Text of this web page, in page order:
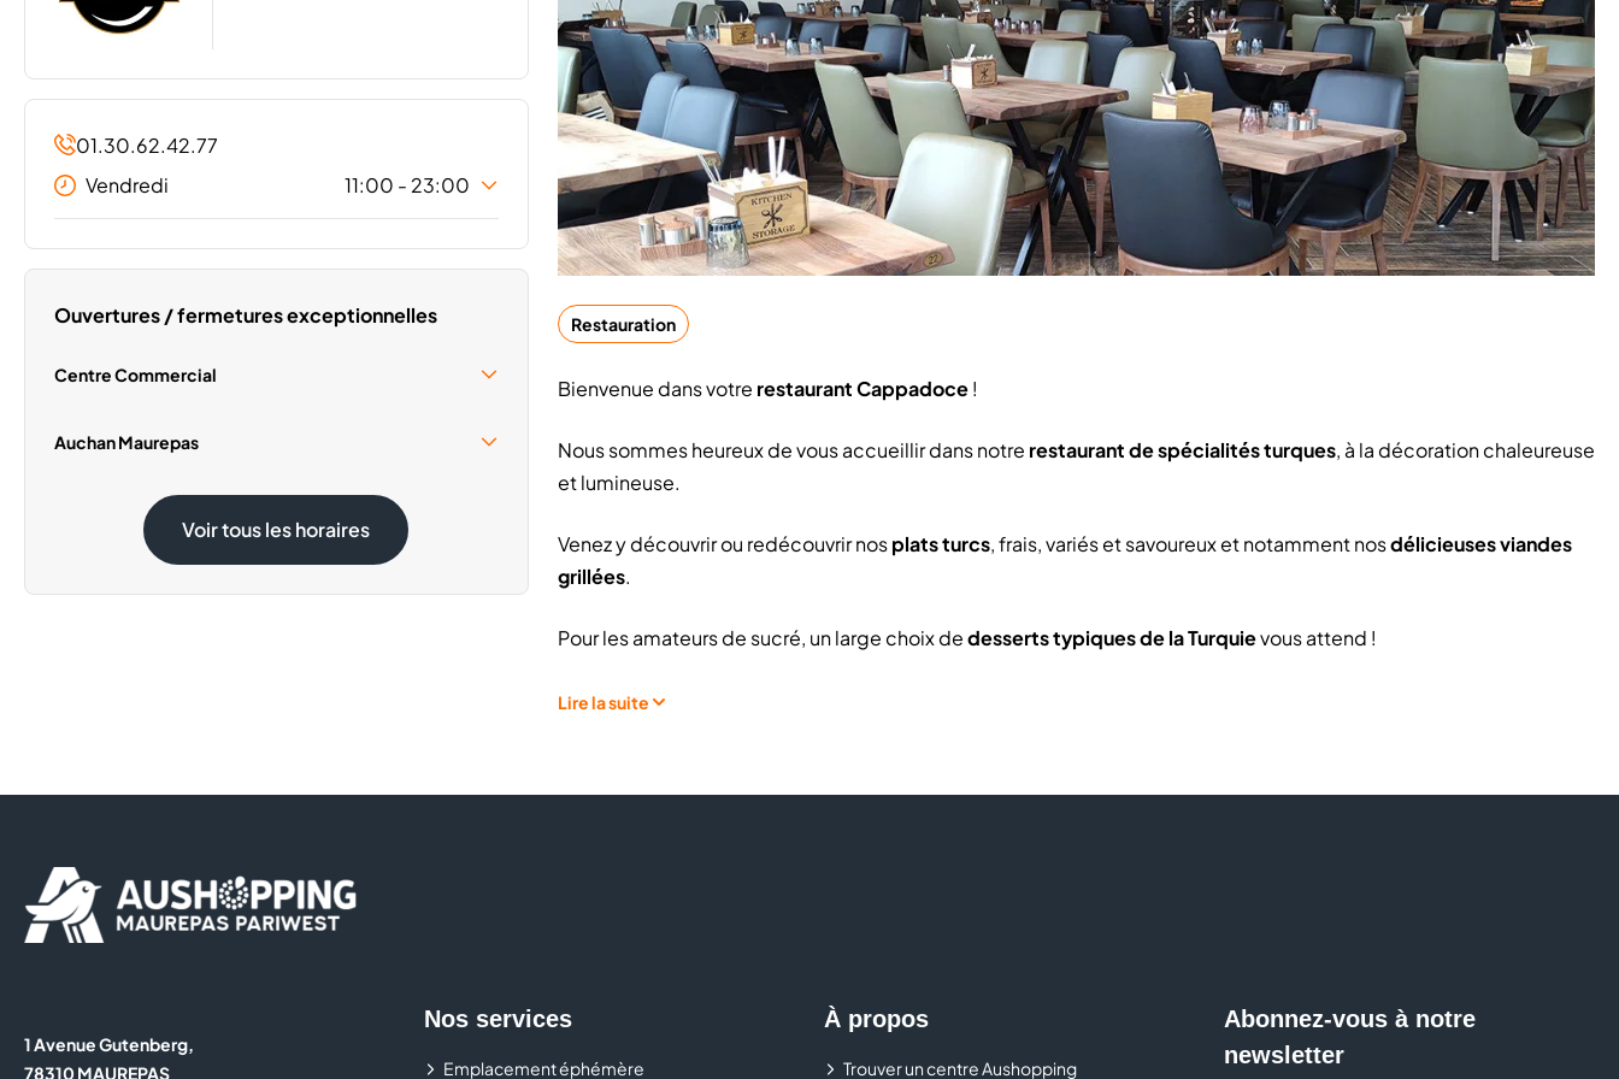
01.30.62.42.77
Vendredi
11:00 - 23:00
Lundi
11:00 - 23:00
Mercredi
11:00 - 23:00
Samedi
Ouvertures / fermetures exceptionnelles
Centre Commercial
Samedi 15 Août
Auchan Maurepas
Samedi 15 Août
08:30 - 19:30
Voir tous les horaires
Restauration
Bienvenue dans votre restaurant Cappadoce!
Nous sommes heureux de vous accueillir dans notre restaurant de spécialités turques, à la décoration chaleureuse
et lumineuse.
Venez y découvrir ou redécouvrir nosplats turcs, frais, variés et savoureux et notamment nosdélicieuses viandes
grillées.
Pour les amateurs de sucré, un large choix dedesserts typiques de la Turquievous attend !
A bientôt chez
Lire la suite
1 Avenue Gutenberg,
78310 MAUREPAS
Nos services
Emplacement éphémère
À propos
Trouver un centre Aushopping
Abonnez-vous à notre
newsletter